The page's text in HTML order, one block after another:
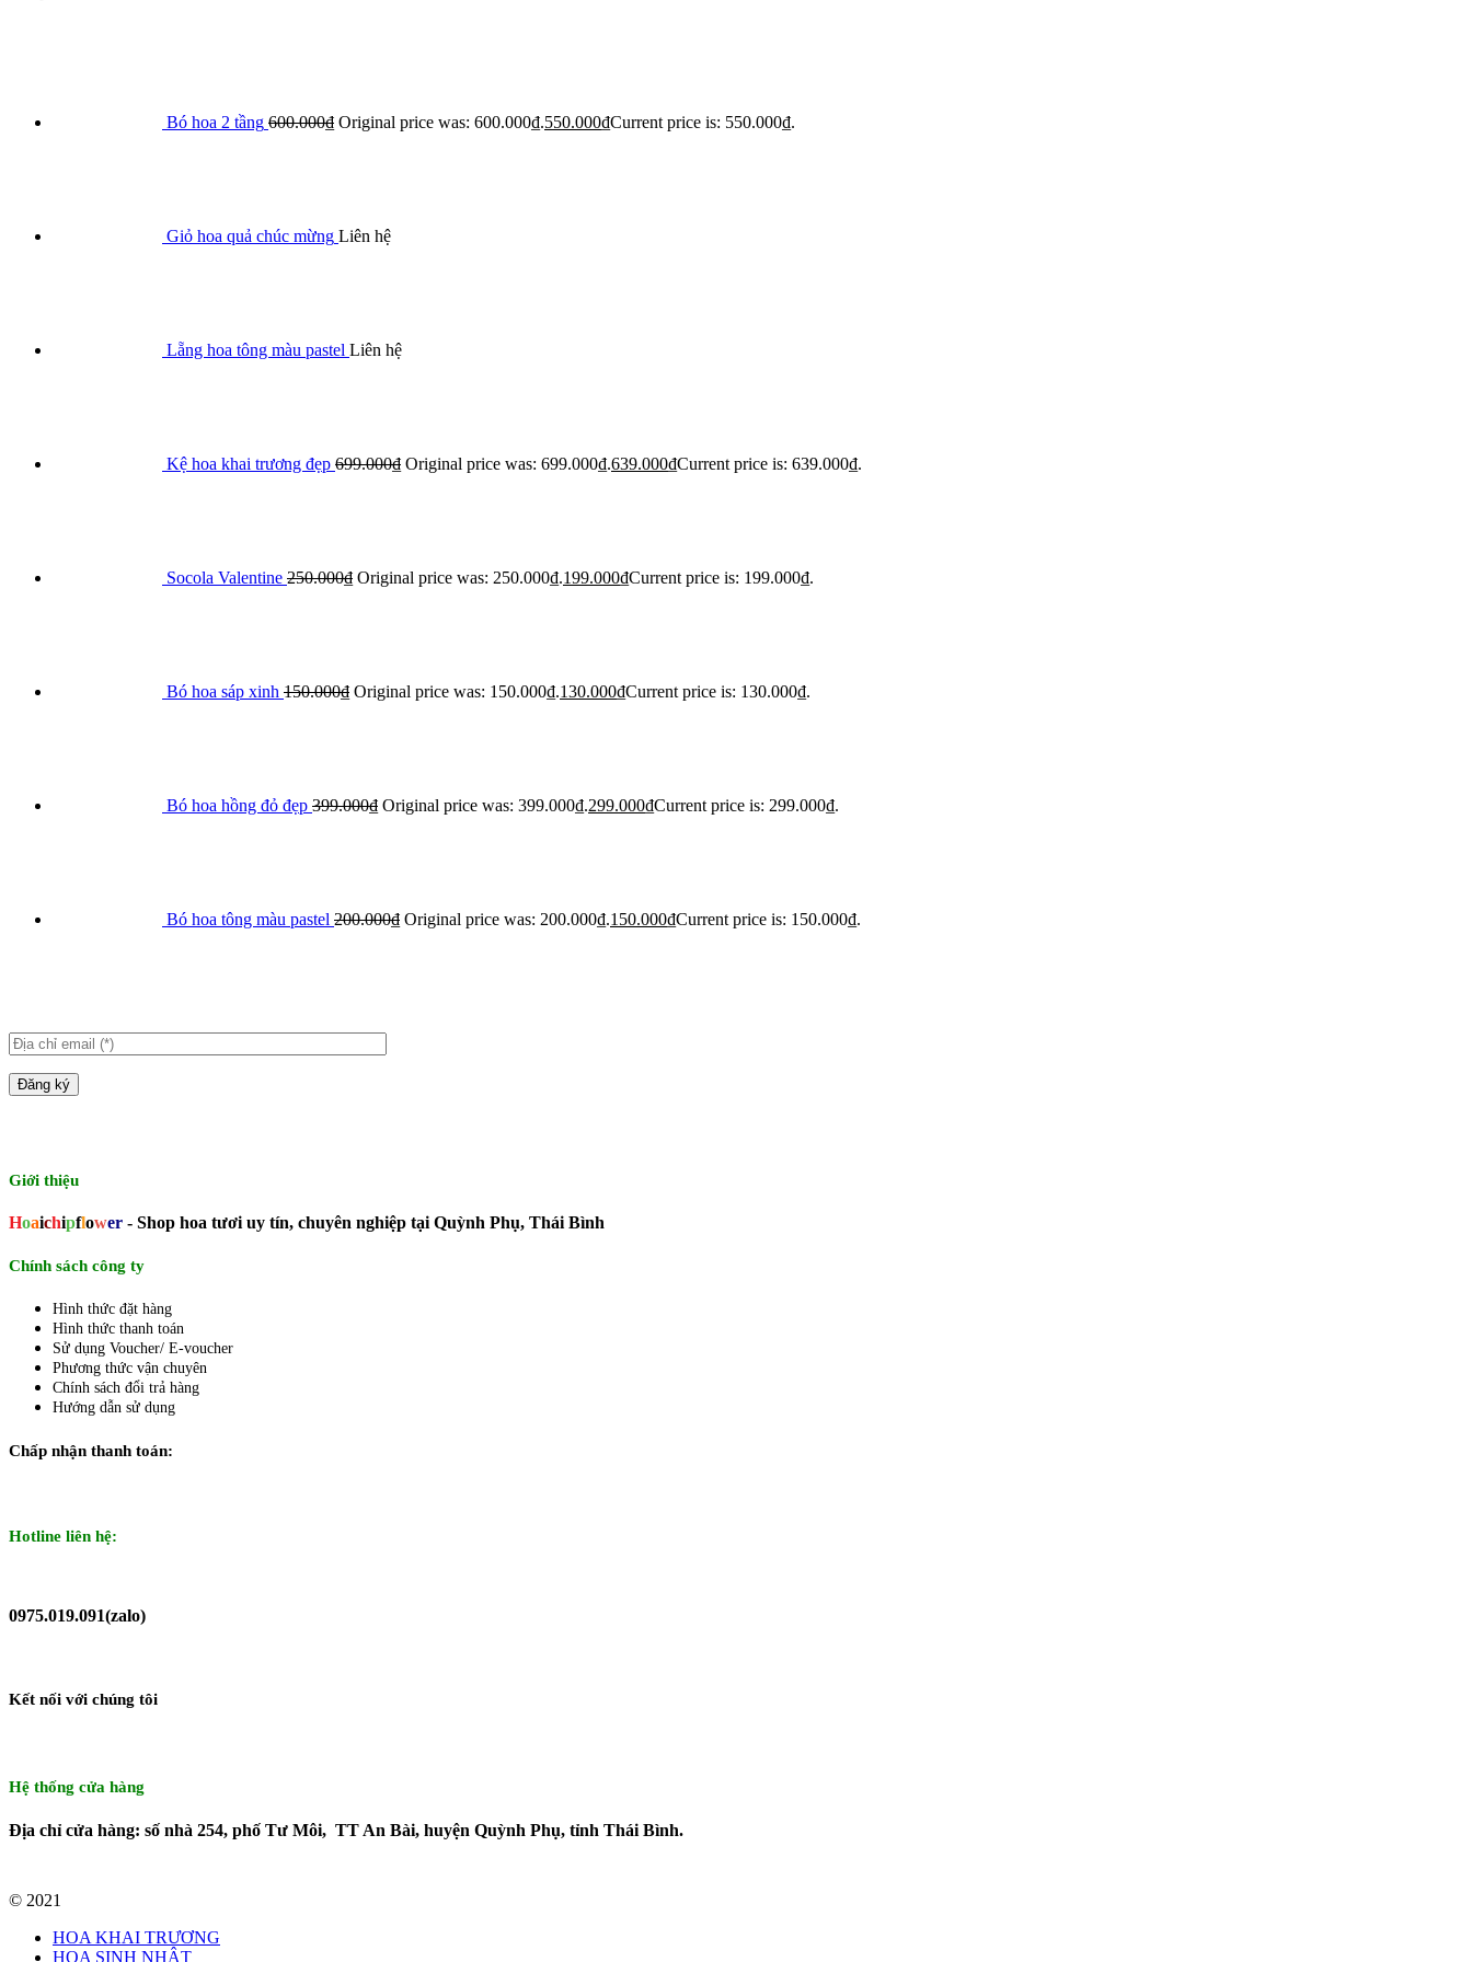
Bó hoa 2 tầng 600.000₫ Original price was: 600.000₫.550.000₫Current price is: 550.000₫.
Giỏ hoa quả chúc mừng Liên hệ
Lẵng hoa tông màu pastel Liên hệ
Kệ hoa khai trương đẹp 699.000₫ Original price was: 699.000₫.639.000₫Current price is: 639.000₫.
Socola Valentine 250.000₫ Original price was: 250.000₫.199.000₫Current price is: 199.000₫.
Bó hoa sáp xinh 150.000₫ Original price was: 150.000₫.130.000₫Current price is: 130.000₫.
Bó hoa hồng đỏ đẹp 399.000₫ Original price was: 399.000₫.299.000₫Current price is: 299.000₫.
Bó hoa tông màu pastel 200.000₫ Original price was: 200.000₫.150.000₫Current price is: 150.000₫.
Giới thiệu
Hoaichipflower - Shop hoa tươi uy tín, chuyên nghiệp tại Quỳnh Phụ, Thái Bình
Chính sách công ty
Hình thức đặt hàng
Hình thức thanh toán
Sử dụng Voucher/ E-voucher
Phương thức vận chuyên
Chính sách đổi trả hàng
Hướng dẫn sử dụng
Chấp nhận thanh toán:
Hotline liên hệ:
0975.019.091(zalo)
Kết nối với chúng tôi
Hệ thống cửa hàng
Địa chỉ cửa hàng: số nhà 254, phố Tư Môi, TT An Bài, huyện Quỳnh Phụ, tỉnh Thái Bình.
© 2021
HOA KHAI TRƯƠNG
HOA SINH NHẬT